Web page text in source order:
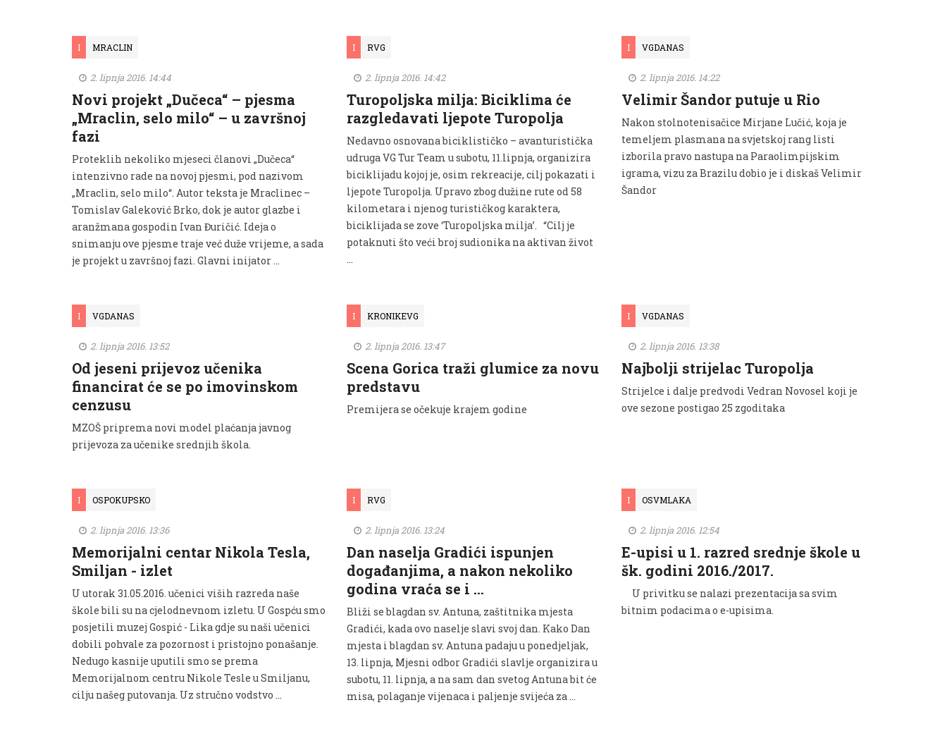
I MRACLIN
2. lipnja 2016. 14:44
Novi projekt „Dučeca“ – pjesma
„Mraclin, selo milo“ – u završnoj
fazi
Proteklih nekoliko mjeseci članovi „Dučeca“
intenzivno rade na novoj pjesmi, pod nazivom
„Mraclin, selo milo“. Autor teksta je Mraclinec –
Tomislav Galeković Brko, dok je autor glazbe i
aranžmana gospodin Ivan Đuričić. Ideja o
snimanju ove pjesme traje već duže vrijeme, a sada
je projekt u završnoj fazi. Glavni inijator …
I RVG
2. lipnja 2016. 14:42
Turopoljska milja: Biciklima će
razgledavati ljepote Turopolja
Nedavno osnovana biciklističko – avanturistička
udruga VG Tur Team u subotu, 11.lipnja, organizira
biciklijadu kojoj je, osim rekreacije, cilj pokazati i
ljepote Turopolja. Upravo zbog dužine rute od 58
kilometara i njenog turističkog karaktera,
biciklijada se zove ‘Turopoljska milja’. “Cilj je
potaknuti što veći broj sudionika na aktivan život
…
I VGDANAS
2. lipnja 2016. 14:22
Velimir Šandor putuje u Rio
Nakon stolnotenisačice Mirjane Lučić, koja je
temeljem plasmana na svjetskoj rang listi
izborila pravo nastupa na Paraolimpijskim
igrama, vizu za Brazilu dobio je i diskaš Velimir
Šandor
I VGDANAS
2. lipnja 2016. 13:52
Od jeseni prijevoz učenika
financirat će se po imovinskom
cenzusu
MZOŠ priprema novi model plaćanja javnog
prijevoza za učenike srednjih škola.
I KRONIKEVG
2. lipnja 2016. 13:47
Scena Gorica traži glumice za novu
predstavu
Premijera se očekuje krajem godine
I VGDANAS
2. lipnja 2016. 13:38
Najbolji strijelac Turopolja
Strijelce i dalje predvodi Vedran Novosel koji je
ove sezone postigao 25 zgoditaka
I OSPOKUPSKO
2. lipnja 2016. 13:36
Memorijalni centar Nikola Tesla,
Smiljan - izlet
U utorak 31.05.2016. učenici viših razreda naše
škole bili su na cjelodnevnom izletu. U Gospću smo
posjetili muzej Gospić - Lika gdje su naši učenici
dobili pohvale za pozornost i pristojno ponašanje.
Nedugo kasnije uputili smo se prema
Memorijalnom centru Nikole Tesle u Smiljanu,
cilju našeg putovanja. Uz stručno vodstvo …
I RVG
2. lipnja 2016. 13:24
Dan naselja Gradići ispunjen
događanjima, a nakon nekoliko
godina vraća se i …
Bliži se blagdan sv. Antuna, zaštitnika mjesta
Gradići, kada ovo naselje slavi svoj dan. Kako Dan
mjesta i blagdan sv. Antuna padaju u ponedjeljak,
13. lipnja, Mjesni odbor Gradići slavlje organizira u
subotu, 11. lipnja, a na sam dan svetog Antuna bit će
misa, polaganje vijenaca i paljenje svijeća za …
I OSVMLAKA
2. lipnja 2016. 12:54
E-upisi u 1. razred srednje škole u
šk. godini 2016./2017.
U privitku se nalazi prezentacija sa svim
bitnim podacima o e-upisima.